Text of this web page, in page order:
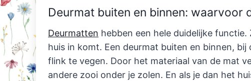
Deurmat buiten en binnen: waarvoor
Deurmatten hebben een hele duidelijke
huis in komt. Een deurmat buiten en binnen,
flink te vegen. Door het materiaal van de mat
andere zooi onder je zolen. En als je dan het